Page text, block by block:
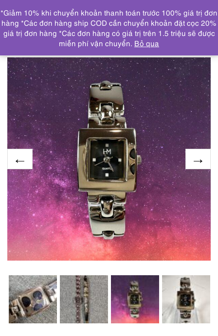
DANH MỤC
Trang chủ ĐỒNG HỒ
2025-Đồng hồ nữ-HM women’s
watch-Gần như mới
*Giảm 10% khi chuyển khoản thanh toán trước 100% giá trị đơn
hàng *Các đơn hàng ship COD cần chuyển khoản đặt cọc 20%
giá trị đơn hàng *Các đơn hàng có giá trị trên 1.5 triệu sẽ được
miễn phí vận chuyển. Bỏ qua